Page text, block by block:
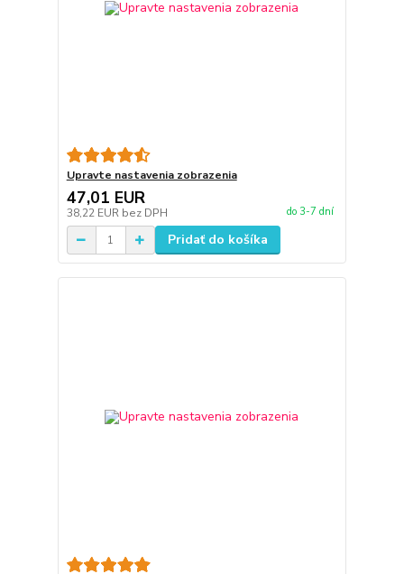
Upravte nastavenia zobrazenia
47,01 EUR
38,22 EUR bez DPH do 3-7 dní
Pridať do košíka